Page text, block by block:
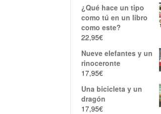
¿Qué hace un tipo
como tú en un libro
como este?
22,95€
Nueve elefantes y un
rinoceronte
17,95€
Una bicicleta y un
dragón
17,95€